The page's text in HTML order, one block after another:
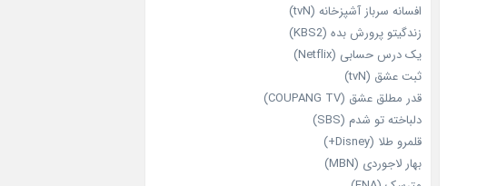
افسانه سرباز آشپزخانه (tvN)
زندگیتو پرورش بده (KBS2)
یک درس حسابی (Netflix)
ثبت عشق (tvN)
قدر مطلق عشق (COUPANG TV)
دلباخته تو شدم (SBS)
قلمرو طلا (Disney+)
بهار لاجوردی (MBN)